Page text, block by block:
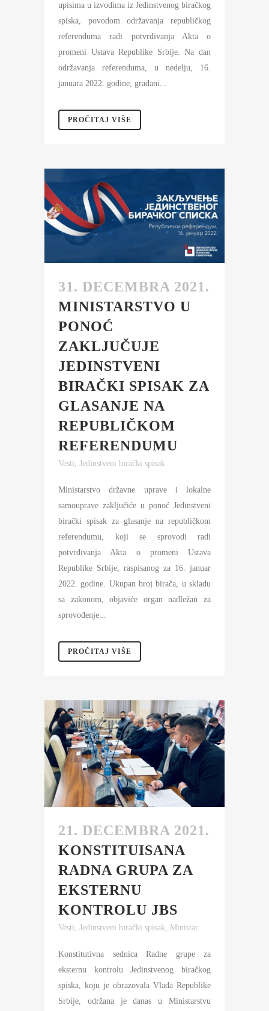
upisima u izvodima iz Jedinstvenog biračkog
spiska, povodom održavanja republičkog
referenduma radi potvrđivanja Akta o
promeni Ustava Republike Srbije. Na dan
održavanja referenduma, u nedelju, 16.
januara 2022. godine, građani...
PROČITAJ VIŠE
31. DECEMBRA 2021.
MINISTARSTVO U
PONOĆ
ZAKLJUČUJE
JEDINSTVENI
BIRAČKI SPISAK ZA
GLASANJE NA
REPUBLIČKOM
REFERENDUMU
Vesti, Jedinstveni birački spisak
Ministarstvo državne uprave i lokalne
samouprave zaključiće u ponoć Jedinstveni
birački spisak za glasanje na republičkom
referendumu, koji se sprovodi radi
potvrđivanja Akta o promeni Ustava
Republike Srbije, raspisanog za 16. januar
2022. godine. Ukupan broj birača, u skladu
sa zakonom, objaviće organ nadležan za
sprovođenje...
PROČITAJ VIŠE
21. DECEMBRA 2021.
KONSTITUISANA
RADNA GRUPA ZA
EKSTERNU
KONTROLU JBS
Vesti Jedinstveni birački spisak Ministar
Konstitutivna sednica Radne grupe za
eksternu kontrolu Jedinstvenog biračkog
spiska, koju je obrazovala Vlada Republike
Srbije, održana je danas u Ministarstvu